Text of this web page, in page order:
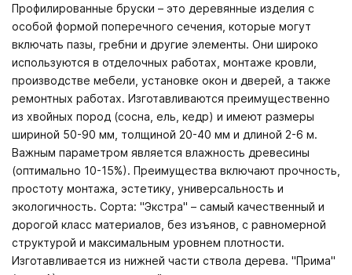
Профилированные бруски – это деревянные изделия с
особой формой поперечного сечения, которые могут
включать пазы, гребни и другие элементы. Они широко
используются в отделочных работах, монтаже кровли,
производстве мебели, установке окон и дверей, а также
ремонтных работах. Изготавливаются преимущественно
из хвойных пород (сосна, ель, кедр) и имеют размеры
шириной 50-90 мм, толщиной 20-40 мм и длиной 2-6 м.
Важным параметром является влажность древесины
(оптимально 10-15%). Преимущества включают прочность,
простоту монтажа, эстетику, универсальность и
экологичность. Сорта: "Экстра" – самый качественный и
дорогой класс материалов, без изъянов, с равномерной
структурой и максимальным уровнем плотности.
Изготавливается из нижней части ствола дерева. "Прима"